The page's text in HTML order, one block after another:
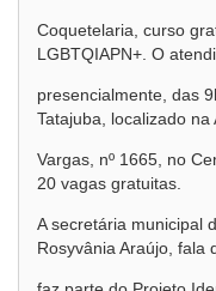
Coquetelaria, curso
LGBTQIAPN+. O
presencialmente, das
Tatajuba, localizado na
Vargas, nº 1665, no
20 vagas gratuitas.
A secretária municipal
Rosyvânia Araújo, fala